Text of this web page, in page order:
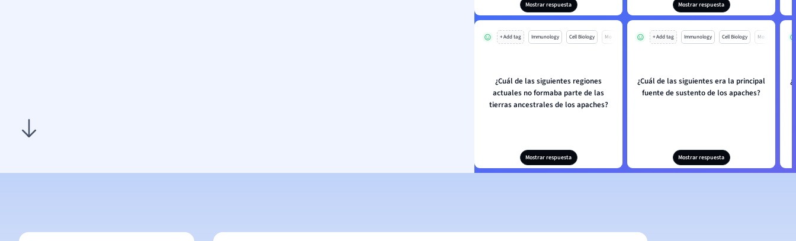
Mostrar respuesta Mostrar respuesta
+ Add tag Immunology Cell Biology Mo
¿Cuál de las siguientes regiones
actuales no formaba parte de las
tierras ancestrales de los apaches?
Mostrar respuesta
+ Add tag Immunology Cell Biology Mo
¿Cuál de las siguientes era la principal
fuente de sustento de los apaches?
Mostrar respuesta